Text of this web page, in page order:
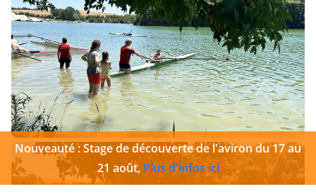
Nouveauté : Stage de découverte de l'aviron du 17 au
21 août, Plus d'infos ici